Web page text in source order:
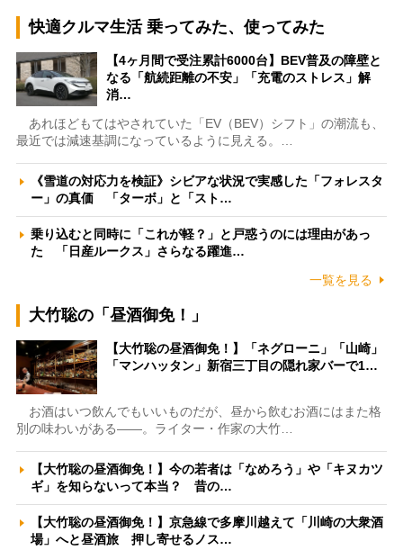
快適クルマ生活 乗ってみた、使ってみた
【4ヶ月間で受注累計6000台】BEV普及の障壁と
なる「航続距離の不安」「充電のストレス」解
消…
あれほどもてはやされていた「EV（BEV）シフト」の潮流も、
最近では減速基調になっているように見える。…
《雪道の対応力を検証》シビアな状況で実感した「フォレスタ
ー」の真価 「ターボ」と「スト…
乗り込むと同時に「これが軽？」と戸惑うのには理由があっ
た 「日産ルークス」さらなる躍進…
一覧を見る
大竹聡の「昼酒御免！」
【大竹聡の昼酒御免！】「ネグローニ」「山崎」
「マンハッタン」新宿三丁目の隠れ家バーで1…
お酒はいつ飲んでもいいものだが、昼から飲むお酒にはまた格
別の味わいがある――。ライター・作家の大竹…
【大竹聡の昼酒御免！】今の若者は「なめろう」や「キヌカツ
ギ」を知らないって本当？ 昔の…
【大竹聡の昼酒御免！】京急線で多摩川越えて「川崎の大衆酒
場」へと昼酒旅 押し寄せるノス…